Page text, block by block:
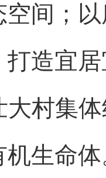
空间；
打造宜
大村集
机生命